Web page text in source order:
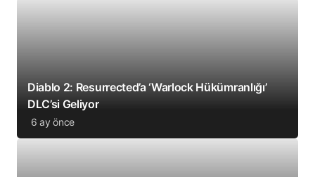
Diablo 2: Resurrected’a ‘Warlock Hükümranlığı’
DLC’si Geliyor
6 ay önce